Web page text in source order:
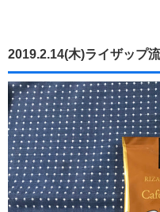
2019.2.14(木)ライザップ